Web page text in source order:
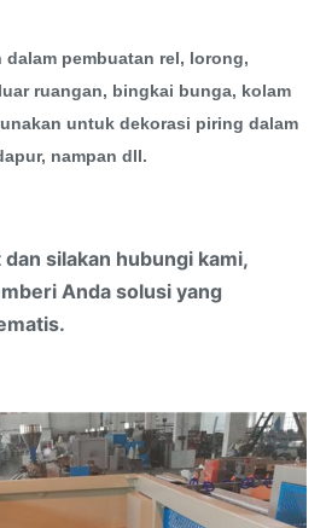
pembuatan rel, lorong,
ruangan, bingkai bunga, kolam
untuk dekorasi piring dalam
nampan dll.
silakan hubungi kami,
Anda solusi yang